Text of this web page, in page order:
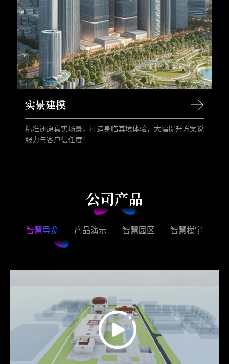
实景建模
精准还原真实场景，打造身临其境体验，大幅提升方案说
服力与客户信任度！
公司产品
智慧导览 产品演示 智慧园区 智慧楼宇